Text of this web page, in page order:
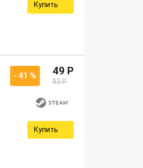
Купить
- 41 % 49 P
82 P
Купить